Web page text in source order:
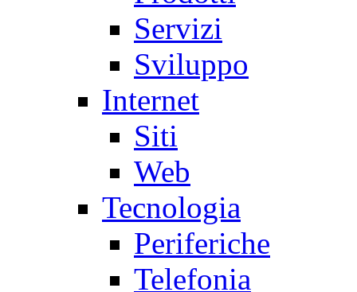
Servizi
Sviluppo
Internet
Siti
Web
Tecnologia
Periferiche
Telefonia